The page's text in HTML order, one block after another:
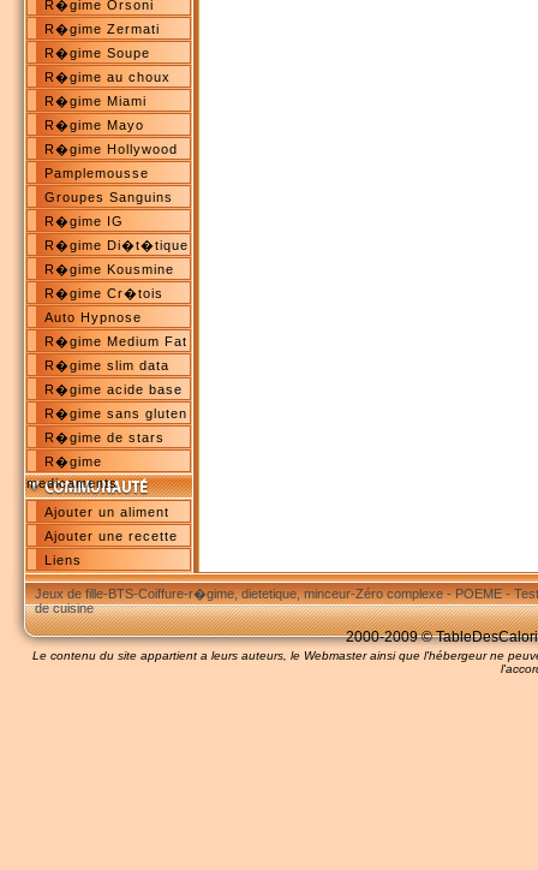
R�gime Orsoni
R�gime Zermati
R�gime Soupe
R�gime au choux
R�gime Miami
R�gime Mayo
R�gime Hollywood
Pamplemousse
Groupes Sanguins
R�gime IG
R�gime Di�t�tique
R�gime Kousmine
R�gime Cr�tois
Auto Hypnose
R�gime Medium Fat
R�gime slim data
R�gime acide base
R�gime sans gluten
R�gime de stars
R�gime
medicaments
Ajouter un aliment
Ajouter une recette
Liens
Jeux de fille-BTS-Coiffure-r�gime, dietetique, minceur-Zéro complexe-POEME-
de cuisine
2000-2009 ©
Le contenu du site appartient a leurs auteurs, le Webmaster ainsi que l'hébergeur ne